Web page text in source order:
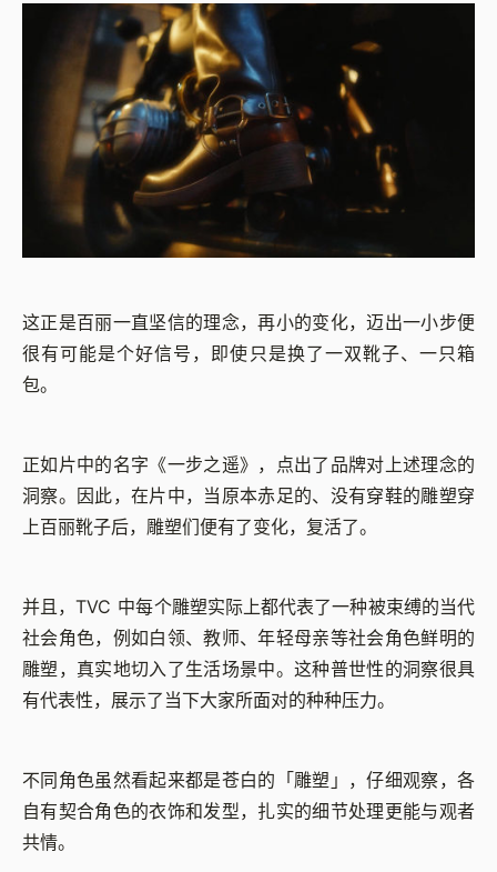
这正是百丽一直坚信的理念，再小的变化，迈出一小步便
很有可能是个好信号，即使只是换了一双靴子、一只箱
包。
正如片中的名字《一步之遥》，点出了品牌对上述理念的
洞察。因此，在片中，当原本赤足的、没有穿鞋的雕塑穿
上百丽靴子后，雕塑们便有了变化，复活了。
并且，TVC 中每个雕塑实际上都代表了一种被束缚的当代
社会角色，例如白领、教师、年轻母亲等社会角色鲜明的
雕塑，真实地切入了生活场景中。这种普世性的洞察很具
有代表性，展示了当下大家所面对的种种压力。
不同角色虽然看起来都是苍白的「雕塑」，仔细观察，各
自有契合角色的衣饰和发型，扎实的细节处理更能与观者
共情。